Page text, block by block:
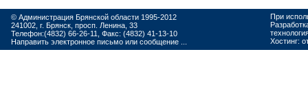
© Администрация Брянской области 1995-2012
241002, г. Брянск, просп. Ленина, 33
Телефон:(4832) 66-26-11, Факс: (4832) 41-13-10
Направить электронное письмо или сообщение ...
При
Хостинг: